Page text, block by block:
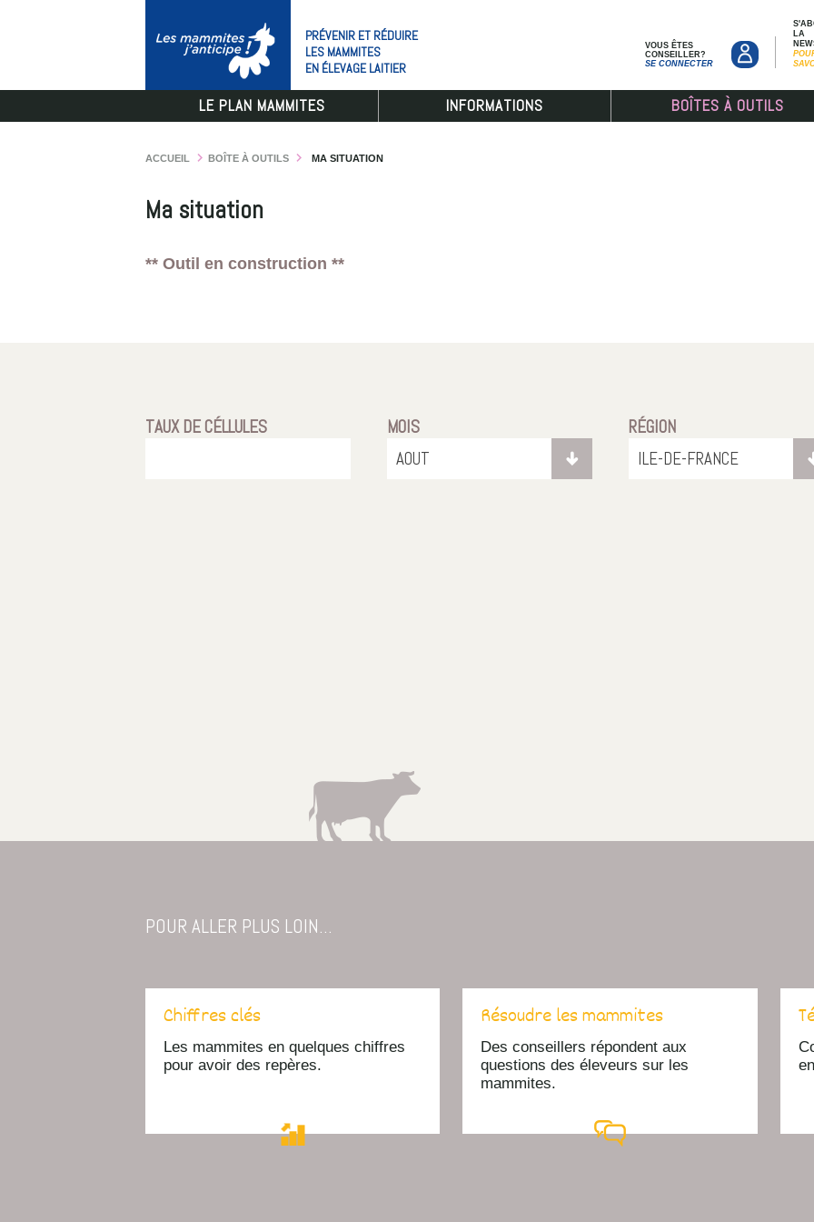
PRÉVENIR ET RÉDUIRE
LES MAMMITES
EN ÉLEVAGE LAITIER
VOUS ÊTES
CONSEILLER?
SE CONNECTER
LA
LE PLAN MAMMITES INFORMATIONS BOÎTES À OUTILS
ACCUEIL BOÎTE À OUTILS MA SITUATION
Ma situation
** Outil en construction **
TAUX DE CÉLLULES MOIS
RÉGION
POUR ALLER PLUS LOIN...
Chiffres clés
Les mammites en quelques chiffres
pour avoir des repères.
Résoudre les mammites
Des conseillers répondent aux
questions des éleveurs sur les
mammites.